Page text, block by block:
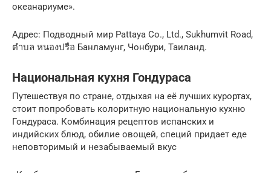
океанариуме».
Адрес: Подводный мир Pattaya Co., Ltd., Sukhumvit Road,
ตำบล หนองปรือ Банламунг, Чонбури, Таиланд.
Национальная кухня Гондураса
Путешествуя по стране, отдыхая на её лучших курортах,
стоит попробовать колоритную национальную кухню
Гондураса. Комбинация рецептов испанских и
индийских блюд, обилие овощей, специй придает еде
неповторимый и незабываемый вкус